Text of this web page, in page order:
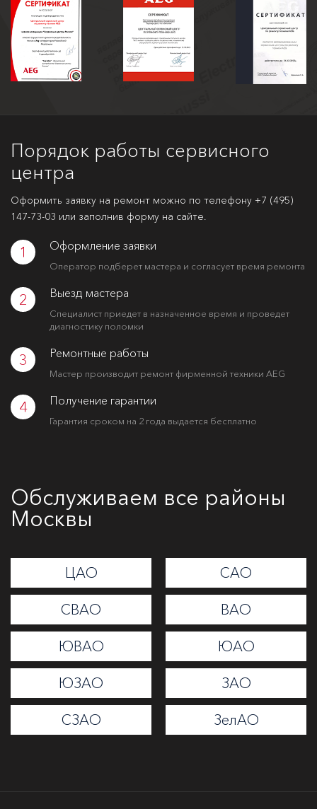
Порядок работы сервисного
центра
Оформить заявку на ремонт можно по телефону +7 (495)
147-73-03 или заполнив форму на сайте.
1 Оформление заявки
Оператор подберет мастера и согласует время ремонта
2 Выезд мастера
Специалист приедет в назначенное время и проведет
диагностику поломки
3 Ремонтные работы
Мастер производит ремонт фирменной техники AEG
4 Получение гарантии
Гарантия сроком на 2 года выдается бесплатно
Обслуживаем все районы
Москвы
ЦАО САО
СВАО ВАО
ЮВАО ЮАО
ЮЗАО ЗАО
СЗАО ЗелАО